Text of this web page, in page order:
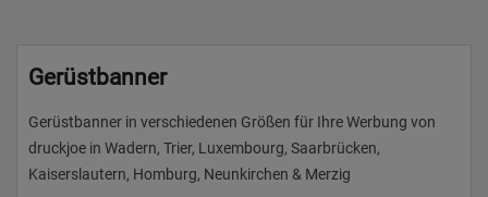
Gerüstbanner
Gerüstbanner in verschiedenen Größen für Ihre Werbung von
druckjoe in Wadern, Trier, Luxembourg, Saarbrücken,
Kaiserslautern, Homburg, Neunkirchen & Merzig